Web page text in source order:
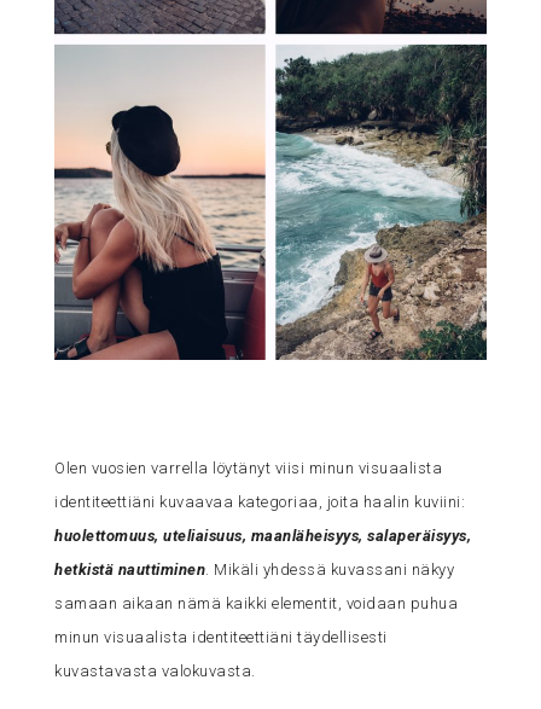
Olen vuosien varrella löytänyt viisi minun visuaalista
identiteettiäni kuvaavaa kategoriaa, joita haalin kuviini:
huolettomuus, uteliaisuus, maanläheisyys, salaperäisyys,
hetkistä nauttiminen . Mikäli yhdessä kuvassani näkyy
samaan aikaan nämä kaikki elementit, voidaan puhua
minun visuaalista identiteettiäni täydellisesti
kuvastavasta valokuvasta.